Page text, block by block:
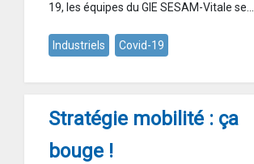
19, les équipes du GIE SESAM-Vitale se...
Industriels Covid-19
Stratégie mobilité : ça
bouge !